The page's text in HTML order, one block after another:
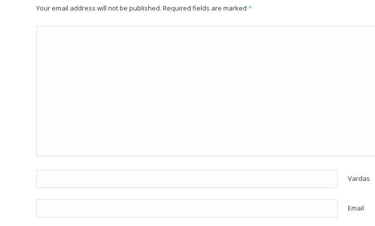
Your email address will not be published. Required fields are marked *
Vardas
Email